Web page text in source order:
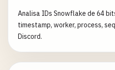
Analisa IDs Snowflake de 64
timestamp, worker, process,
Discord.